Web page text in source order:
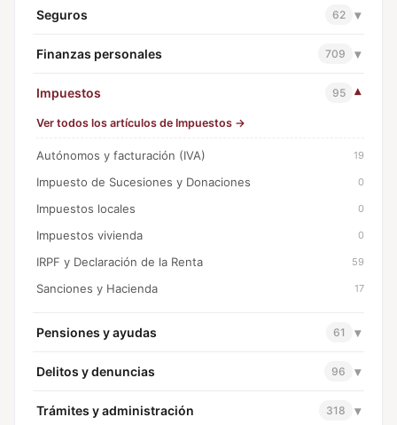
Seguros 62 ▾
Finanzas personales 709 ▾
Impuestos 95 ▾
Ver todos los artículos de Impuestos →
Autónomos y facturación (IVA) 19
Impuesto de Sucesiones y Donaciones 0
Impuestos locales 0
Impuestos vivienda 0
IRPF y Declaración de la Renta 59
Sanciones y Hacienda 17
Pensiones y ayudas 61 ▾
Delitos y denuncias 96 ▾
Trámites y administración 318 ▾